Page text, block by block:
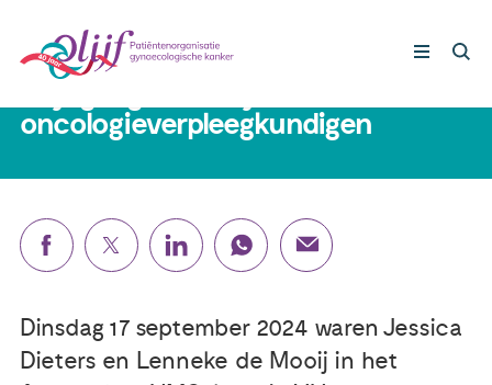
Lotgenoten
Leven met/na kanker
Steun ons
30 september 2024
oncologieverpleegkundigen
Dinsdag 17 september 2024 waren Jessica
Dieters en Lenneke de Mooij in het